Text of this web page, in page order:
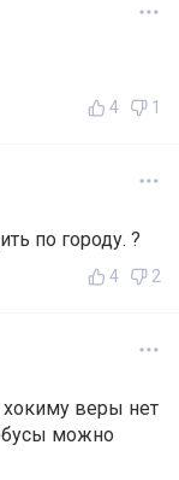
4 1
по городу. ?
4 2
веры нет
можно